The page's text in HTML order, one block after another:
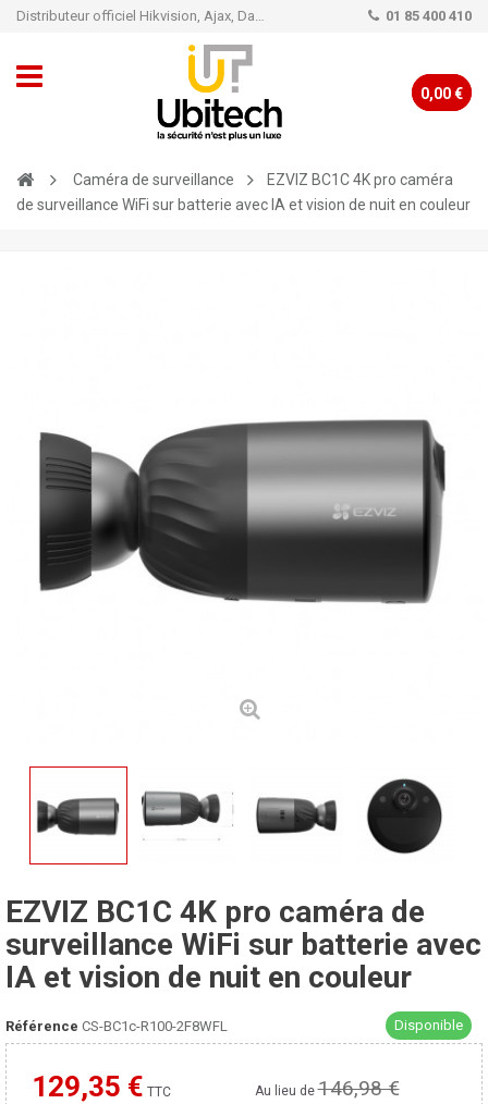
Distributeur officiel Hikvision, Ajax, Dahua, TP-Link - Caméra de vidéo surveillance - Alarme 01 85 400 410
0,00 €
Caméra de surveillance
EZVIZ BC1C 4K pro caméra
de surveillance WiFi sur batterie avec IA et vision de nuit en couleur
EZVIZ BC1C 4K pro caméra de
surveillance WiFi sur batterie avec
IA et vision de nuit en couleur
Référence CS-BC1c-R100-2F8WFL Disponible
129,35 € TTC
Moins cher ailleurs ? Au lieu de146,98 €